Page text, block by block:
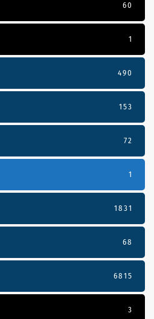
60
1
490
153
72
1
1831
68
6815
3